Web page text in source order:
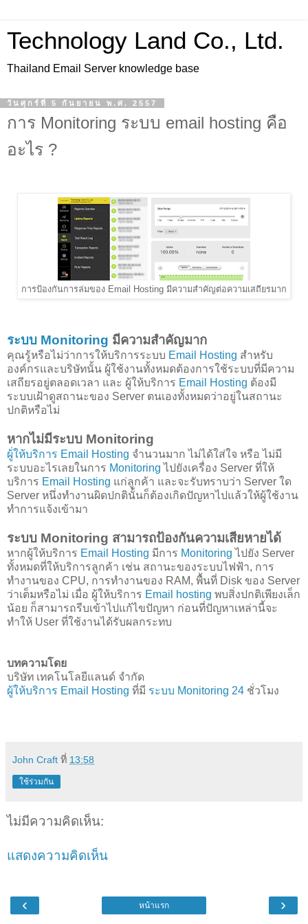
Technology Land Co., Ltd.
Thailand Email Server knowledge base
วันศุกร์ที่ 5 กันยายน พ.ศ. 2557
การ Monitoring ระบบ email hosting คือ
อะไร ?
การป้องกันการล่มของ Email Hosting มีความสำคัญต่อความเสถียรมาก
ระบบ Monitoring มีความสำคัญมาก
คุณรู้หรือไม่ว่าการให้บริการระบบ Email Hosting สำหรับ
องค์กรและบริษัทนั้น ผู้ใช้งานทั้งหมดต้องการใช้ระบบที่มีความ
เสถียรอยู่ตลอดเวลา และ ผู้ให้บริการ Email Hosting ต้องมี
ระบบเฝ้าดูสถานะของ Server ตนเองทั้งหมดว่าอยู่ในสถานะ
ปกติหรือไม่
หากไม่มีระบบ Monitoring
ผู้่ให้บริการ Email Hosting จำนวนมาก ไม่ได้ใส่ใจ หรือ ไม่มี
ระบบอะไรเลยในการ Monitoring ไปยังเครื่อง Server ที่ให้
บริการ Email Hosting แก่ลูกค้า และจะรับทราบว่า Server ใด
Server หนึ่งทำงานผิดปกตินั้นก็ต้องเกิดปัญหาไปแล้วให้ผู้ใช้งาน
ทำการแจ้งเข้ามา
ระบบ Monitoring สามารถป้องกันความเสียหายได้
หากผู้ให้บริการ Email Hosting มีการ Monitoring ไปยัง Server
ทั้งหมดที่ให้บริการลูกค้า เช่น สถานะของระบบไฟฟ้า, การ
ทำงานของ CPU, การทำงานของ RAM, พื้นที่ Disk ของ Server
ว่าเต็มหรือไม่ เมื่อ ผู้ให้บริการ Email hosting พบสิ่งปกติเพียงเล็ก
น้อย ก็สามารถรีบเข้าไปแก้ไขปัญหา ก่อนที่ปัญหาเหล่านี้จะ
ทำให้ User ที่ใช้งานได้รับผลกระทบ
บทความโดย
บริษัท เทคโนโลยีแลนด์ จำกัด
ผู้ให้บริการ Email Hosting ที่มี ระบบ Monitoring 24 ชั่วโมง
John Craft ที่ 13:58
ใช้ร่วมกัน
ไม่มีความคิดเห็น:
แสดงความคิดเห็น
‹ ›
หน้าแรก